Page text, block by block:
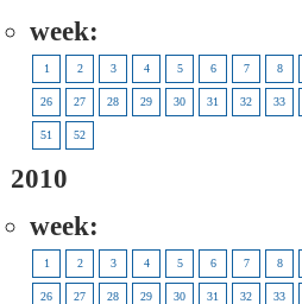
week:
1 2 3 4 5 6 7 8
26 27 28 29 30 31 32 33
51 52
2010
week:
1 2 3 4 5 6 7 8
26 27 28 29 30 31 32 33